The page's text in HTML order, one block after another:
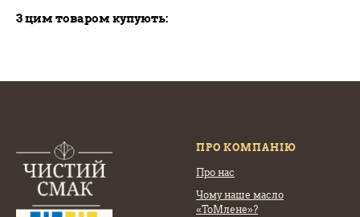
З цим товаром купують:
ПРО КОМПАНІЮ
Про нас
Чому наше масло
«ТоМлене»?